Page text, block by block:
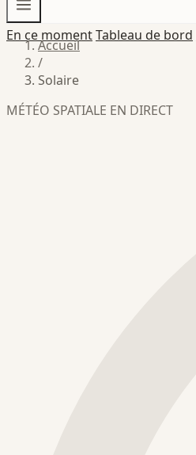
En ce momentTableau de bord
Accueil
/
Solaire
MÉTÉO SPATIALE EN DIRECT